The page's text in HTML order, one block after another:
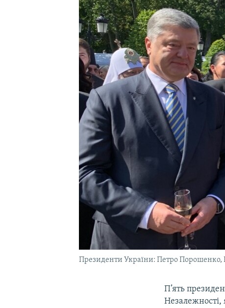
УКРАЇНСЬКА ПРОБЛЕМА КРИМУ
Президенти України: Петро Порошенко,
П’ять